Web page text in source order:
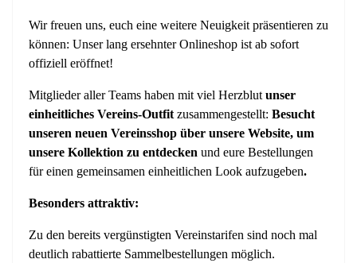
Wir freuen uns, euch eine weitere Neuigkeit präsentieren zu
können: Unser lang ersehnter Onlineshop ist ab sofort
offiziell eröffnet!
Mitglieder aller Teams haben mit viel Herzblut unser
einheitliches Vereins-Outfit zusammengestellt: Besucht
unseren neuen Vereinsshop über unsere Website, um
unsere Kollektion zu entdecken und eure Bestellungen
für einen gemeinsamen einheitlichen Look aufzugeben.
Besonders attraktiv:
Zu den bereits vergünstigten Vereinstarifen sind noch mal
deutlich rabattierte Sammelbestellungen möglich.